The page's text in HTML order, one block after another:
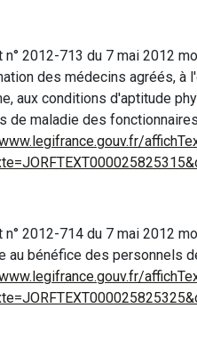
n° 2012-713 du 7 mai 2012
des médecins agréés, à
aux conditions d'aptitude
de maladie des fonctionnaires
n° 2012-714 du 7 mai 2012
au bénéfice des personnels